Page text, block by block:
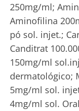
250mg/ml;
Aminofilina
pó sol. injet.;
Canditrat
150mg/ml
dermatológico;
5mg/ml sol.
4mg/ml sol.